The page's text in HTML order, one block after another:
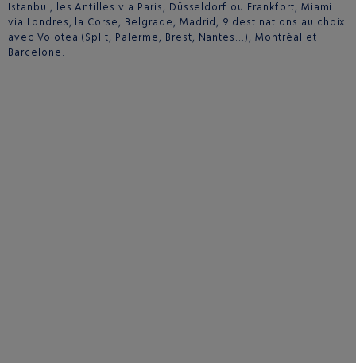
Istanbul, les Antilles via Paris, Düsseldorf ou Frankfort, Miami
via Londres, la Corse, Belgrade, Madrid, 9 destinations au choix
avec Volotea (Split, Palerme, Brest, Nantes…), Montréal et
Barcelone.